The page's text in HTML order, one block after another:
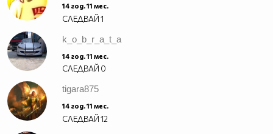
14 год. 11 мес.
СЛЕДВАЙ1
k_o_b_r_a_t_a
14 год. 11 мес.
СЛЕДВАЙ 0
tigara875
14 год. 11 мес.
СЛЕДВАЙ12